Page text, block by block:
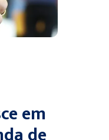
em